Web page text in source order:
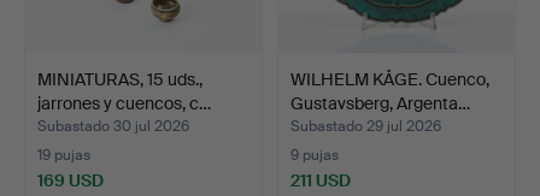
MINIATURAS, 15 uds.,
jarrones y cuencos, c…
Subastado 30 jul 2026
19 pujas
169 USD
WILHELM KÅGE. Cuenco,
Gustavsberg, Argenta…
Subastado 29 jul 2026
9 pujas
211 USD